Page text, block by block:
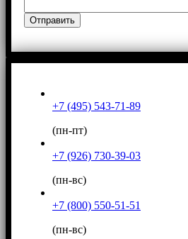
+7 (495) 543-71-89
(пн-пт)
+7 (926) 730-39-03
(пн-вс)
+7 (800) 550-51-51
(пн-вс)